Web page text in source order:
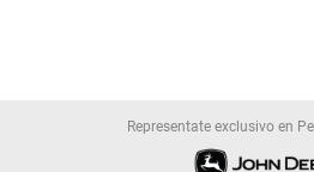
Representate exclusivo en